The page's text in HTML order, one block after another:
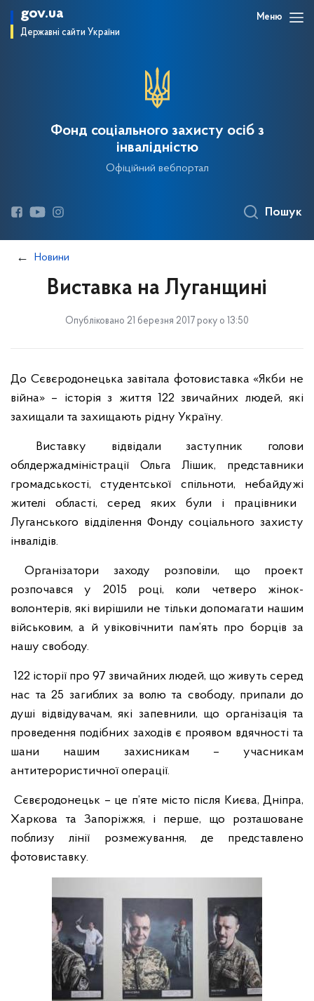
gov.ua
Державні сайти України
Меню
Фонд соціального захисту осіб з
інвалідністю
Офіційний вебпортал
Пошук
Новини
Виставка на Луганщині
Опубліковано 21 березня 2017 року о 13:50
До Сєвєродонецька завітала фотовиставка «Якби не
війна» – історія з життя 122 звичайних людей, які
захищали та захищають рідну Україну.
Виставку відвідали заступник голови
облдержадміністрації Ольга Лішик, представники
громадськості, студентської спільноти, небайдужі
жителі області, серед яких були і працівники
Луганського відділення Фонду соціального захисту
інвалідів.
Організатори заходу розповіли, що проект
розпочався у 2015 році, коли четверо жінок-
волонтерів, які вирішили не тільки допомагати нашим
військовим, а й увіковічнити пам’ять про борців за
нашу свободу.
122 історії про 97 звичайних людей, що живуть серед
нас та 25 загиблих за волю та свободу, припали до
душі відвідувачам, які запевнили, що організація та
проведення подібних заходів є проявом вдячності та
шани нашим захисникам – учасникам
антитерористичної операції.
Сєвєродонецьк – це п’яте місто після Києва, Дніпра,
Харкова та Запоріжжя, і перше, що розташоване
поблизу лінії розмежування, де представлено
фотовиставку.